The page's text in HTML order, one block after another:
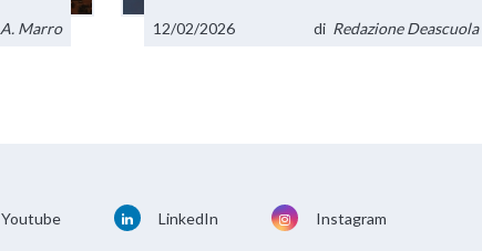
A. Marro 12/02/2026 di Redazione Deascuola
Youtube LinkedIn Instagram